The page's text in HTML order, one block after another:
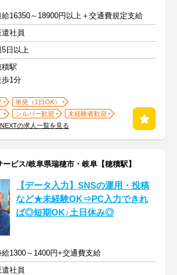
給16350～18900円以上＋交通費規定支給
遣社員
5日以上
積駅
歩1分
単発（1日OK）
シルバー歓迎
未経験者歓迎
の求人一覧を見る
ビス/岐阜県瑞穂市・岐阜【穂積駅】
【データ入力】SNSの運用・投稿
など★未経験OK⇒PC入力できれ
ば◎短期OK♪土日休み◎
給1300～1400円+交通費支給
遣社員